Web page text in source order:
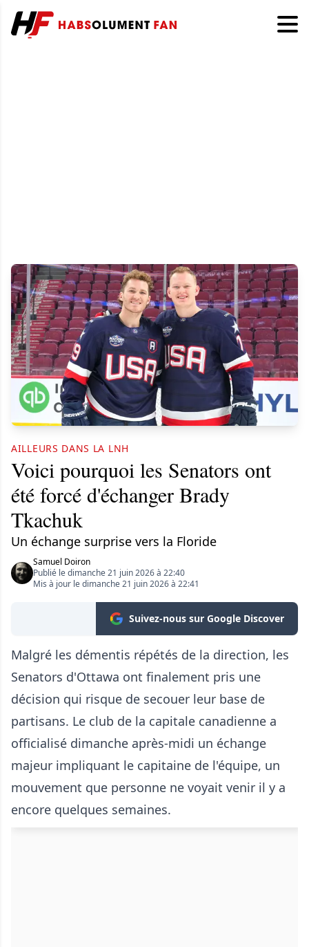
AILLEURS DANS LA LNH
Voici pourquoi les Senators ont
été forcé d'échanger Brady
Tkachuk
Un échange surprise vers la Floride
Samuel Doiron
Publié le dimanche 21 juin 2026 à 22:40
Mis à jour le dimanche 21 juin 2026 à 22:41
Suivez-nous sur Google Discover
Malgré les démentis répétés de la direction, les
Senators d'Ottawa ont finalement pris une
décision qui risque de secouer leur base de
partisans. Le club de la capitale canadienne a
officialisé dimanche après-midi un échange
majeur impliquant le capitaine de l'équipe, un
mouvement que personne ne voyait venir il y a
encore quelques semaines.